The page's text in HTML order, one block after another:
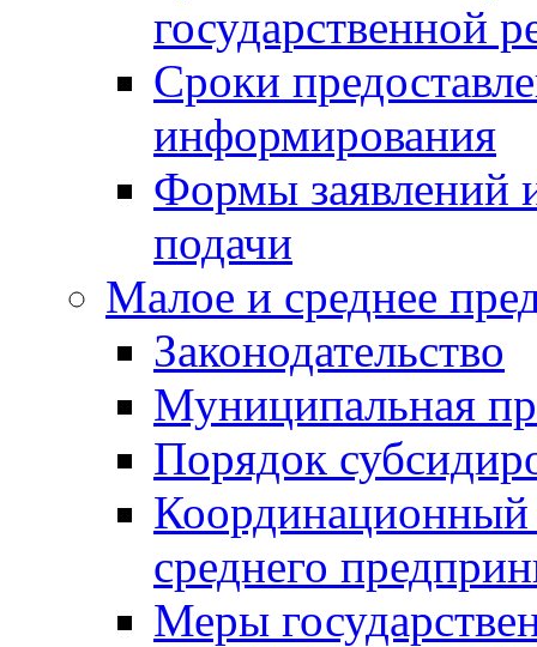
государственной
Сроки
информирования
Формы заявлений
подачи
Малое и среднее
Законодательство
Муниципальная
Порядок
Координационный
среднего
Меры